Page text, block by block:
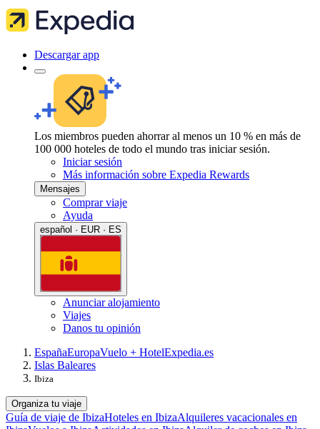
Descargar app
Los miembros pueden ahorrar al menos un 10 % en más de
100 000 hoteles de todo el mundo tras iniciar sesión.
Iniciar sesión
Más información sobre Expedia Rewards
Mensajes
Comprar viaje
Ayuda
español · EUR · ES
Anunciar alojamiento
Viajes
Danos tu opinión
EspañaEuropaVuelo + HotelExpedia.es
Islas Baleares
Ibiza
Organiza tu viaje
Guía de viaje de IbizaHoteles en IbizaAlquileres vacacionales en